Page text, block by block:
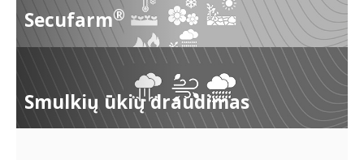
Secufarm®
Smulkių ūkių draudimas